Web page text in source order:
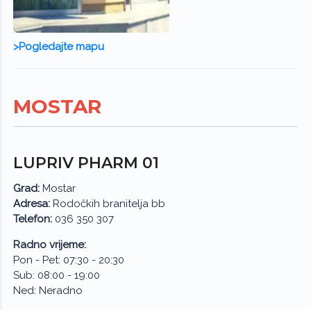
>Pogledajte mapu
MOSTAR
LUPRIV PHARM 01
Grad: Mostar
Adresa: Rodočkih branitelja bb
Telefon: 036 350 307
Radno vrijeme:
Pon - Pet: 07:30 - 20:30
Sub: 08:00 - 19:00
Ned: Neradno